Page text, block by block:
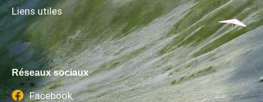
Liens utiles
Réseaux sociaux
Facebook